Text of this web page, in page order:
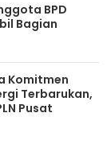
BPD
Bagian
Komitmen
Terbarukan,
Pusat